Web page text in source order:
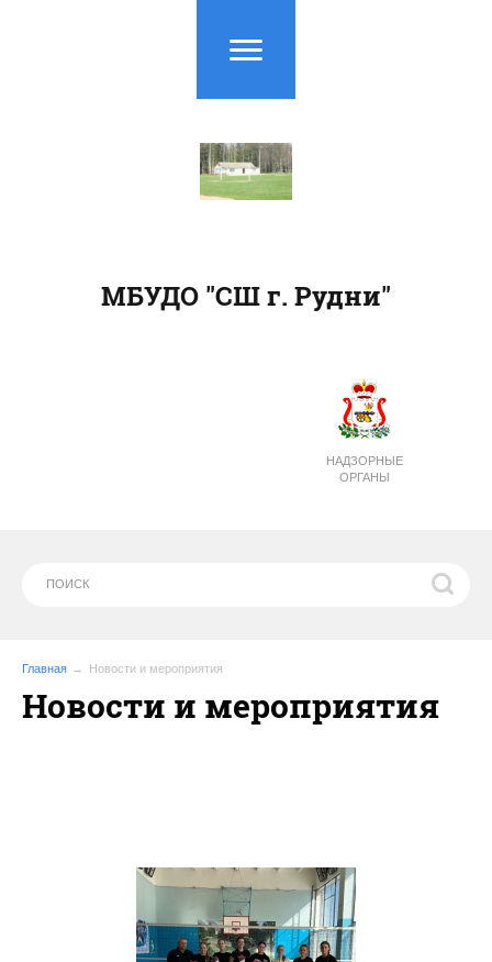
НАДЗОРНЫЕ
ОРГАНЫ
МБУДО "СШ г. Рудни"
Главная Новости и мероприятия
Новости и мероприятия